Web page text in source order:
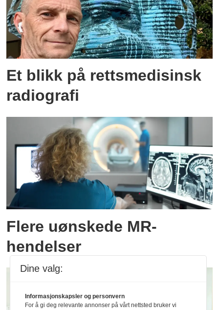
Et blikk på rettsmedisinsk
radiografi
Flere uønskede MR-
hendelser
Dine valg:
Informasjonskapsler og personvern
For å gi deg relevante annonser på vårt nettsted bruker vi